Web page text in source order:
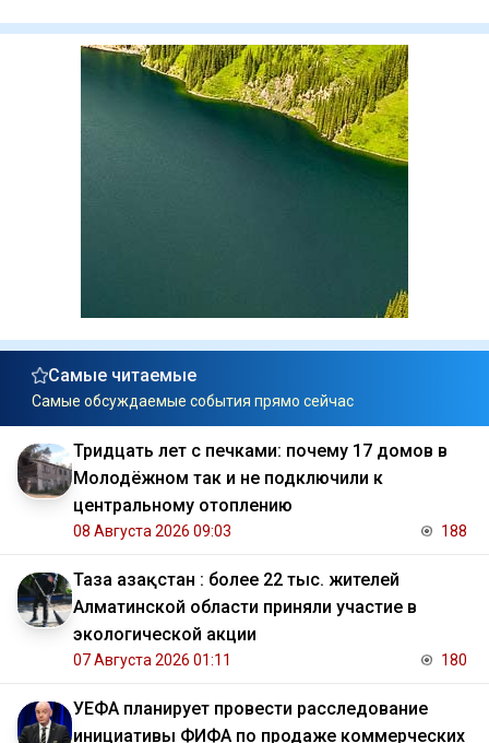
Самые читаемые
Самые обсуждаемые события прямо сейчас
Тридцать лет с печками: почему 17 домов в
Молодёжном так и не подключили к
центральному отоплению
08 Августа 2026 09:03 188
Таза Қазақстан : более 22 тыс. жителей
Алматинской области приняли участие в
экологической акции
07 Августа 2026 01:11 180
УЕФА планирует провести расследование
инициативы ФИФА по продаже коммерческих